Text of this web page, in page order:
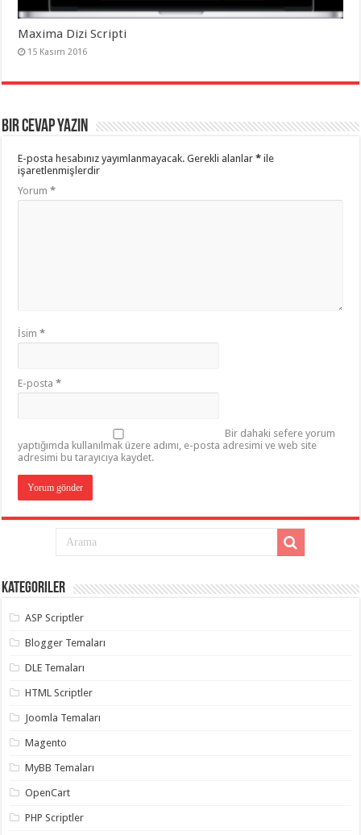
Maxima Dizi Scripti
15 Kasım 2016
Bir cevap yazın
E-posta hesabınız yayımlanmayacak. Gerekli alanlar* ile
işaretlenmişlerdir
Yorum*
İsim*
E-posta*
Bir dahaki sefere yorum
yaptığımda kullanılmak üzere adımı, e-posta adresimi ve web site
adresimi bu tarayıcıya kaydet.
Kategoriler
ASP Scriptler
Blogger Temaları
DLE Temaları
HTML Scriptler
Joomla Temaları
Magento
MyBB Temaları
OpenCart
PHP Scriptler